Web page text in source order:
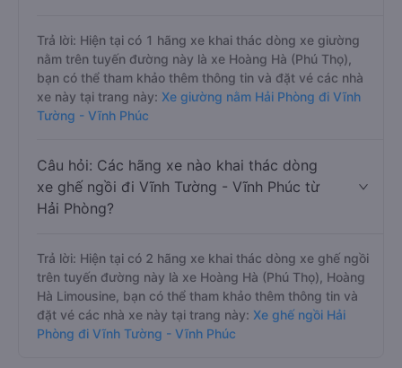
Trả lời: Hiện tại có 1 hãng xe khai thác dòng xe giường
nằm trên tuyến đường này là xe Hoàng Hà (Phú Thọ),
bạn có thể tham khảo thêm thông tin và đặt vé các nhà
xe này tại trang này: Xe giường nằm Hải Phòng đi Vĩnh
Tường - Vĩnh Phúc
Câu hỏi: Các hãng xe nào khai thác dòng
xe ghế ngồi đi Vĩnh Tường - Vĩnh Phúc từ
Hải Phòng?
Trả lời: Hiện tại có 2 hãng xe khai thác dòng xe ghế ngồi
trên tuyến đường này là xe Hoàng Hà (Phú Thọ), Hoàng
Hà Limousine, bạn có thể tham khảo thêm thông tin và
đặt vé các nhà xe này tại trang này: Xe ghế ngồi Hải
Phòng đi Vĩnh Tường - Vĩnh Phúc